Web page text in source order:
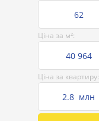
62
Ціна за м²:
40 964
Ціна за квартиру:
2.8 млн